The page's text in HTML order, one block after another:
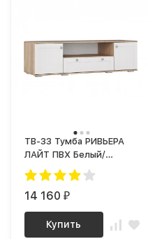
ТВ-33 Тумба РИВЬЕРА
ЛАЙТ ПВХ Белый/
корпус Дуб Сонома
14 160₽
Купить